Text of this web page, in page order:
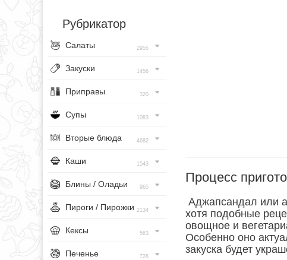
Рубрикатор
Салаты 2955
Закуски 1456
Приправы 320
Супы 1083
Вторые блюда 4682
Каши 1543
Блины / Оладьи 965
Пироги / Пирожки 2134
Кексы 563
Печенье 728
Процесс
Аджапсандал или
хотя подобные
овощное и
Особенно оно
закуска будет